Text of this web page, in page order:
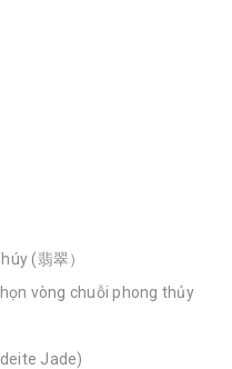
(翡翠）
vòng chuỗi phong thủy
Jade)